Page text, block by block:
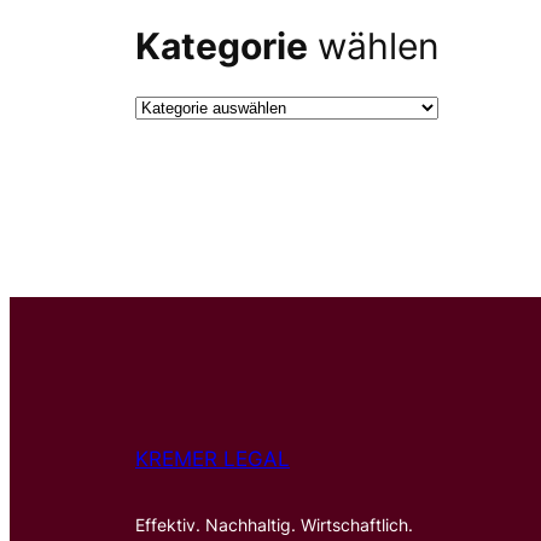
Kategorie wählen
KREMER LEGAL
Effektiv. Nachhaltig. Wirtschaftlich.